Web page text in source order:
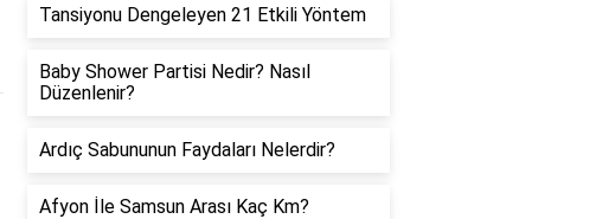
Tansiyonu Dengeleyen 21 Etkili Yöntem
Baby Shower Partisi Nedir? Nasıl
Düzenlenir?
Ardıç Sabununun Faydaları Nelerdir?
Afyon İle Samsun Arası Kaç Km?